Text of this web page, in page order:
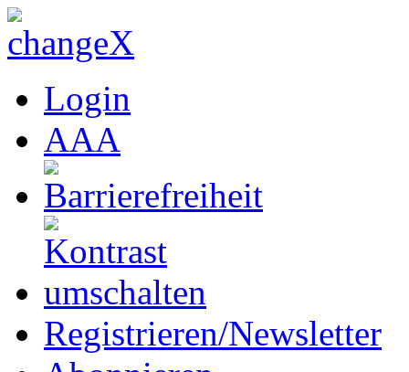
Login
AAA
Registrieren/Newsletter